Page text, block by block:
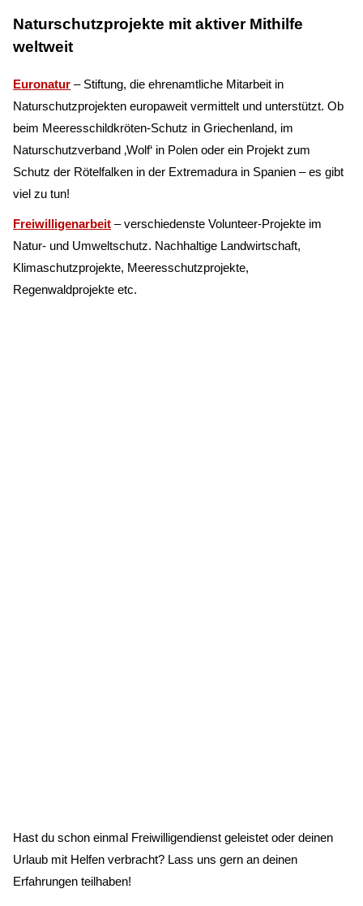
Naturschutzprojekte mit aktiver Mithilfe
weltweit
Euronatur – Stiftung, die ehrenamtliche Mitarbeit in
Naturschutzprojekten europaweit vermittelt und unterstützt. Ob
beim Meeresschildkröten-Schutz in Griechenland, im
Naturschutzverband ‚Wolf‘ in Polen oder ein Projekt zum
Schutz der Rötelfalken in der Extremadura in Spanien – es gibt
viel zu tun!
Freiwilligenarbeit – verschiedenste Volunteer-Projekte im
Natur- und Umweltschutz. Nachhaltige Landwirtschaft,
Klimaschutzprojekte, Meeresschutzprojekte,
Regenwaldprojekte etc.
Hast du schon einmal Freiwilligendienst geleistet oder deinen
Urlaub mit Helfen verbracht? Lass uns gern an deinen
Erfahrungen teilhaben!